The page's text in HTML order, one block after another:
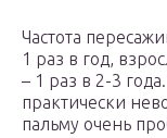
Частота
1 раз в год,
– 1 раз в 2-3
практически
пальму очень